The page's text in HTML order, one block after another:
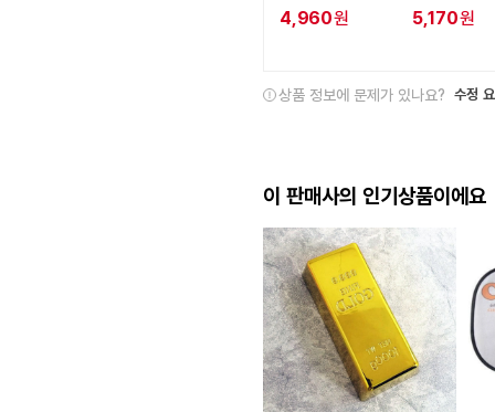
4,960원 5,170원
상품 정보에 문제가 있나요? 수정
이 판매사의 인기상품이에요